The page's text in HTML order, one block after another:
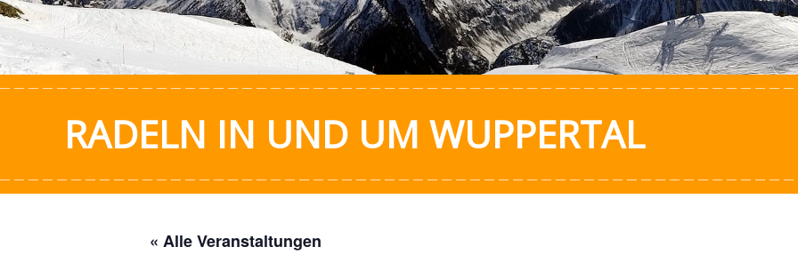
RADELN IN UND UM WUPPERTAL
« Alle Veranstaltungen